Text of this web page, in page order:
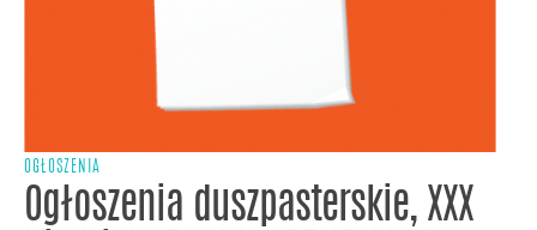
OGŁOSZENIA
Ogłoszenia duszpasterskie, XXX